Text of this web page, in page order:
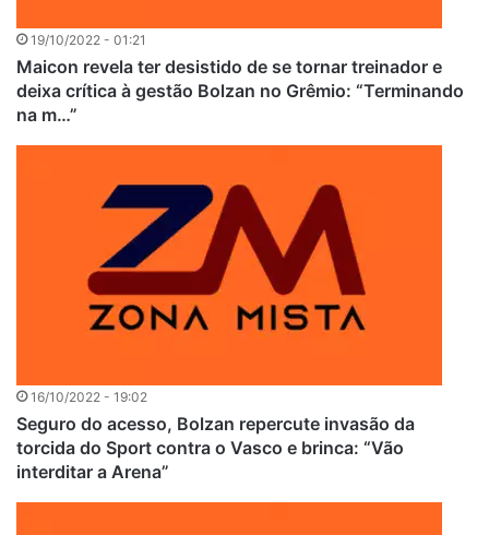
19/10/2022 - 01:21
Maicon revela ter desistido de se tornar treinador e
deixa crítica à gestão Bolzan no Grêmio: “Terminando
na m…”
16/10/2022 - 19:02
Seguro do acesso, Bolzan repercute invasão da
torcida do Sport contra o Vasco e brinca: “Vão
interditar a Arena”